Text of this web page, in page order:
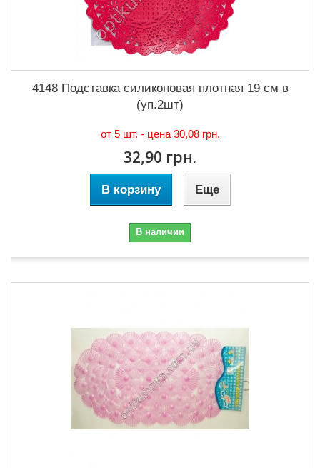
4148 Подставка силиконовая плотная 19 см в
(уп.2шт)
от 5 шт. - цена 30,08 грн.
32,90 грн.
В корзину Еще
В наличии